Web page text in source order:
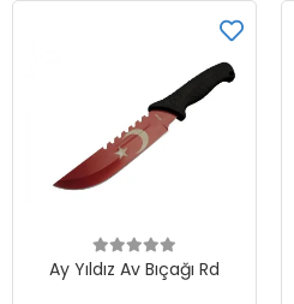
Ay Yıldız Av Bıçağı Rd